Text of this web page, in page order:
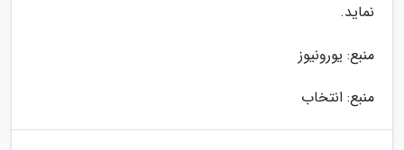
نماید.
منبع: یورونیوز
منبع: انتخاب